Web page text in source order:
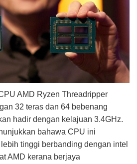
AMD Ryzen Threadripper
32 teras dan 64 bebenang
hadir dengan kelajuan 3.4GHz.
bahawa CPU ini
tinggi berbanding dengan intel
AMD kerana berjaya